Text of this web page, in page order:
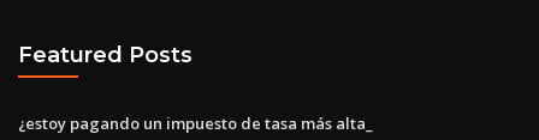
Featured Posts
¿estoy pagando un impuesto de tasa más alta_